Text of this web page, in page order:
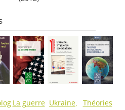
La guerre Ukraine,
Théories